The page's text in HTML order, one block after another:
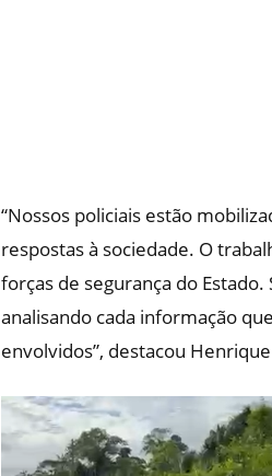
“Nossos policiais estão
respostas à sociedade. O
forças de segurança do
analisando cada informação
envolvidos”, destacou